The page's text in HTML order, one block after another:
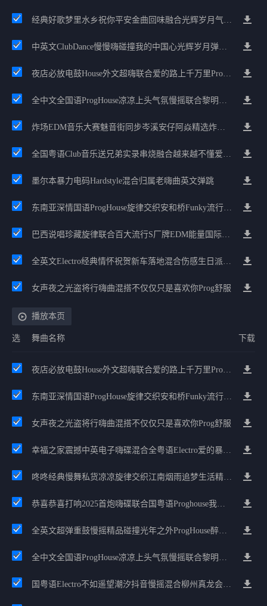
经典好歌梦里水乡祝你平安金曲回味融合光辉岁月气氛中文兄弟串烧
中英文ClubDance慢慢嗨碰撞我的中国心光辉岁月弹鼓车载
夜店必放电鼓House外文超嗨联合爱的路上千万里Prog包房漫步上头
全中文全国语ProgHouse凉凉上头气氛慢摇联合黎明前黑暗酒馆打烊抖音神曲
炸场EDM音乐大赛魅音街同步岑溪安仔阿焱精选炸场歌路串烧
全国粤语Club音乐送兄弟实录串烧融合越来越不懂爱的哲学遗憾专辑
墨尔本暴力电码Hardstyle混合归属老嗨曲英文弹跳
东南亚深情国语ProgHouse旋律交织安和桥Funky流行情怀串烧
巴西说唱珍藏旋律联合百大流行S厂牌EDM能量国际电音串烧
全英文Electro经典情怀祝贺新车落地混合伤感生日派对中文Club串烧
女声夜之光盗将行嗨曲混搭不仅仅只是喜欢你Prog舒服
播放本页
选 舞曲名称 下载
夜店必放电鼓House外文超嗨联合爱的路上千万里Prog包房漫步上头
东南亚深情国语ProgHouse旋律交织安和桥Funky流行情怀串烧
女声夜之光盗将行嗨曲混搭不仅仅只是喜欢你Prog舒服
幸福之家震撼中英电子嗨碟混合全粤语Electro爱的暴风雨广州雄雄精选
咚咚经典慢舞私货凉凉旋律交织江南烟雨追梦生活精选串烧
恭喜恭喜打响2025首炮嗨碟联合国粤语Proghouse我要怎么说我不爱你
全英文超弹重鼓慢摇精品碰撞光年之外ProgHouse醉美抒情节奏
全中文全国语ProgHouse凉凉上头气氛慢摇联合黎明前黑暗酒馆打烊抖音神曲
国粤语Electro不如遥望潮汐抖音慢摇混合柳州真龙会K吧小厅小康混音